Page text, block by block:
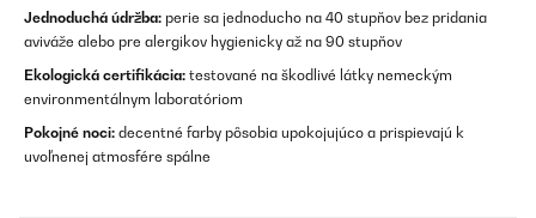
Jednoduchá údržba: perie sa jednoducho na 40 stupňov bez pridania
aviváže alebo pre alergikov hygienicky až na 90 stupňov
Ekologická certifikácia: testované na škodlivé látky nemeckým
environmentálnym laboratóriom
Pokojné noci: decentné farby pôsobia upokojujúco a prispievajú k
uvoľnenej atmosfére spálne